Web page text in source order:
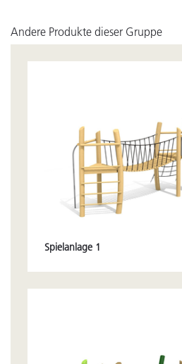
Andere Produkte dieser Gruppe
Spielanlage 1